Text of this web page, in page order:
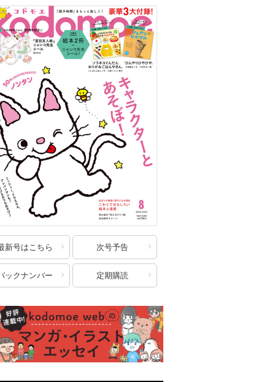
新号はこちら 次号予告
ックナンバー 定期購読